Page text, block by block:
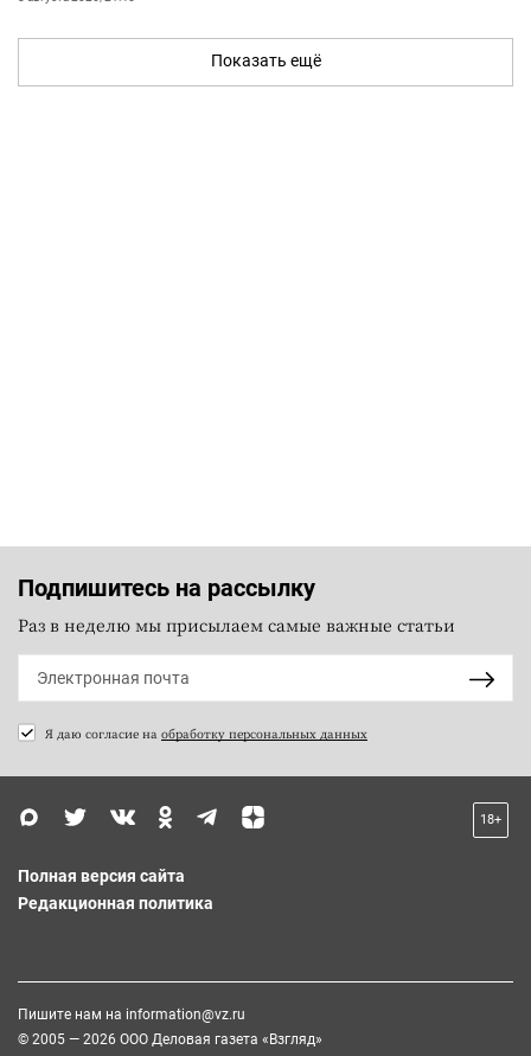
Показать ещё
Подпишитесь на рассылку
Раз в неделю мы присылаем самые важные статьи
Я даю согласие на обработку персональных данных
18+
Полная версия сайта
Редакционная политика
Пишите нам на information@vz.ru
© 2005 — 2026 ООО Деловая газета «Взгляд»